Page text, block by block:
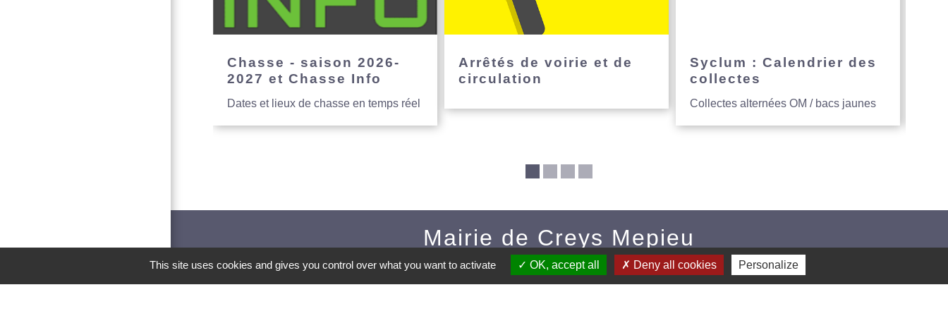
Chasse - saison 2026-
2027 et Chasse Info
Dates et lieux de chasse en temps réel
Arrêtés de voirie et de
circulation
Syclum : Calendrier des
collectes
Collectes alternées OM / bacs jaunes
Mairie de Creys Mepieu
Commune de Creys-Mépieu
35, place de la Mairie
This site uses cookies and gives you control over what you want to activate OK, accept all Deny all cookies Personalize